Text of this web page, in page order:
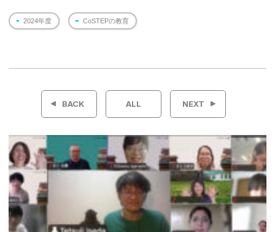
2024年度 CoSTEPの教育
投
ビ
ゲ
ー
シ
BACK ALL NEXT